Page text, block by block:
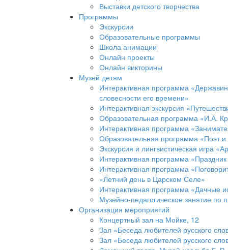
Выставки детского творчества
Программы
Экскурсии
Образовательные программы
Школа анимации
Онлайн проекты
Онлайн викторины
Музей детям
Интерактивная программа
словесности его времени»
Интерактивная экскурсия
Образовательная программа «И.А.
Интерактивная программа
Образовательная программа «Поэт
Экскурсия и лингвистическая игра
Интерактивная программа
Интерактивная программа
«Летний день в Царском Селе»
Интерактивная программа «Дачные
Музейно-педагогическое занятие
Организация мероприятий
Концертный зал на Мойке, 12
Зал «Беседа любителей русского
Зал «Беседа любителей русского